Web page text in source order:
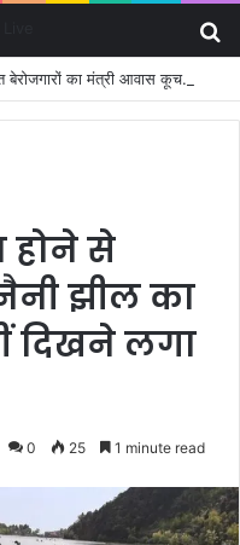
नौकरी की मांग को लेकर डीएलएड प्रशिक्षित बेरोजगारों का मंत्री आवास कूच, पुलिस ने रोका
होने से
झील का
दिखने लगा
0 25 1 minute read